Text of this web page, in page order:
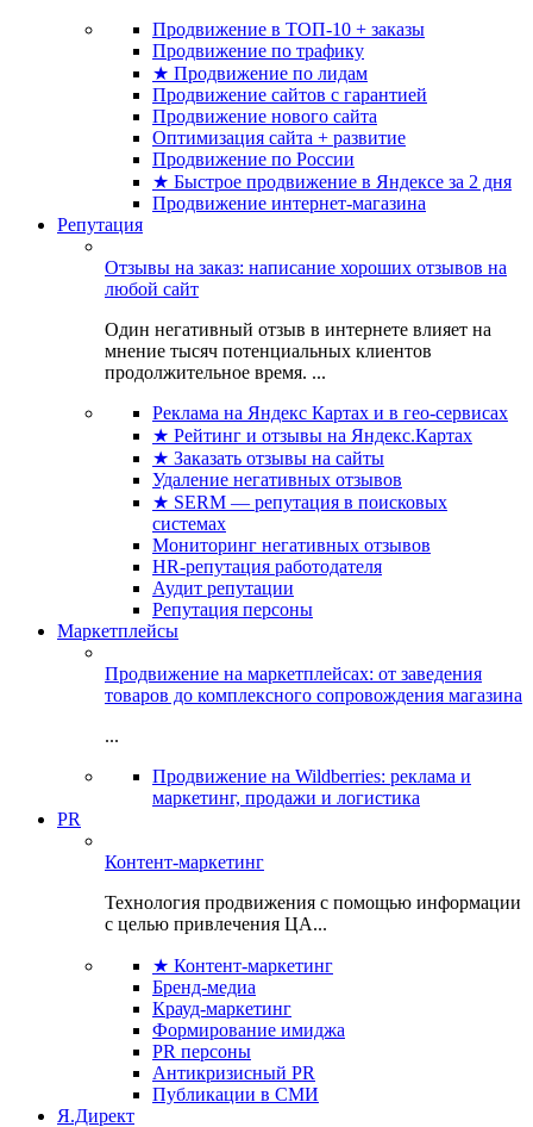
Продвижение в ТОП-10 + заказы
Продвижение по трафику
★ Продвижение по лидам
Продвижение сайтов с гарантией
Продвижение нового сайта
Оптимизация сайта + развитие
Продвижение по России
★ Быстрое продвижение в Яндексе за 2 дня
Продвижение интернет-магазина
Репутация
Отзывы на заказ: написание хороших отзывов на
любой сайт
Один негативный отзыв в интернете влияет на
мнение тысяч потенциальных клиентов
продолжительное время. ...
Реклама на Яндекс Картах и в гео-сервисах
★ Рейтинг и отзывы на Яндекс.Картах
★ Заказать отзывы на сайты
Удаление негативных отзывов
★ SERM — репутация в поисковых
системах
Мониторинг негативных отзывов
HR-репутация работодателя
Аудит репутации
Репутация персоны
Маркетплейсы
Продвижение на маркетплейсах: от заведения
товаров до комплексного сопровождения магазина
...
Продвижение на Wildberries: реклама и
маркетинг, продажи и логистика
PR
Контент-маркетинг
Технология продвижения с помощью информации
с целью привлечения ЦА...
★ Контент-маркетинг
Бренд-медиа
Крауд-маркетинг
Формирование имиджа
PR персоны
Антикризисный PR
Публикации в СМИ
Я.Директ